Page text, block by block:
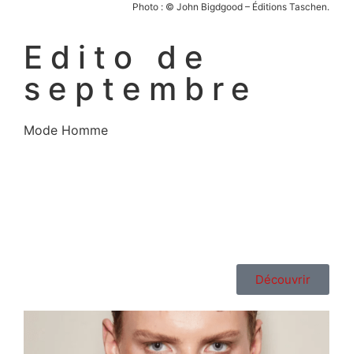
Photo : © John Bigdgood – Éditions Taschen.
Edito de
septembre
Mode Homme
Découvrir